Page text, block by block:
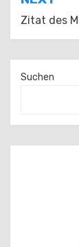
Zitat des
Suchen